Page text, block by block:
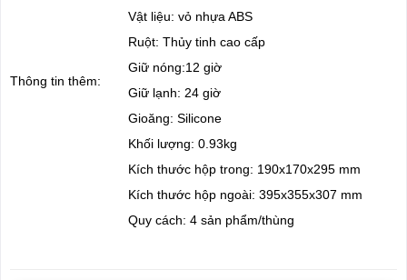
Thông tin thêm:
Vật liệu: vỏ nhựa ABS
Ruột: Thủy tinh cao cấp
Giữ nóng:12 giờ
Giữ lạnh: 24 giờ
Gioăng: Silicone
Khối lượng: 0.93kg
Kích thước hộp trong: 190x170x295 mm
Kích thước hộp ngoài: 395x355x307 mm
Quy cách: 4 sản phẩm/thùng